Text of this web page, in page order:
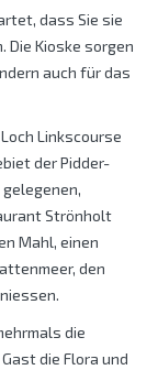
dass Sie sie
Die Kioske sorgen
auch für das
Linkscourse
der Pidder-
Strönholt
Mahl, einen
den
die
die Flora und